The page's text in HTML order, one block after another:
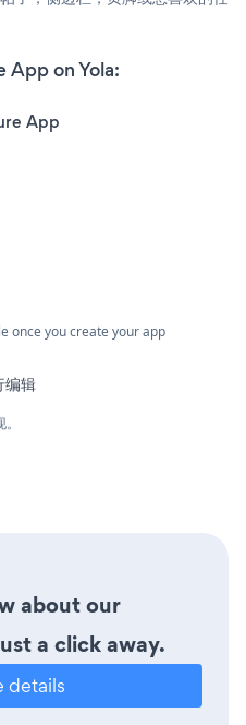
App on Yola:
App
once you create your app
编辑
about our
a click away.
details